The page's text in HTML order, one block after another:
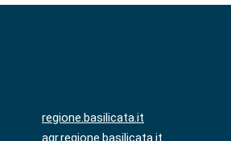
regione.basilicata.it
agr.regione.basilicata.it